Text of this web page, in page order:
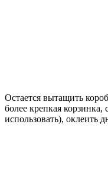
Остается вытащить
более крепкая корзинка,
использовать), оклеить